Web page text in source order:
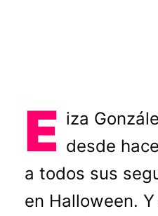
E iza
desde
a todos sus
en Halloween.